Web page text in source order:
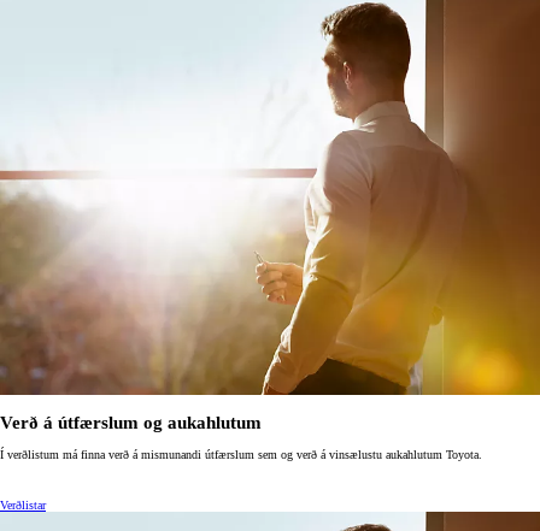
Verð á útfærslum og aukahlutum
Í verðlistum má finna verð á mismunandi útfærslum sem og verð á vinsælustu aukahlutum Toyota.
Verðlistar